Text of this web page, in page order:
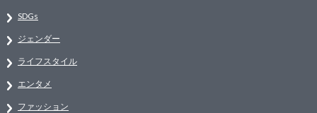
SDGs
ジェンダー
ライフスタイル
エンタメ
ファッション